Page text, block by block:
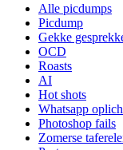
Alle picdumps
Picdump
Gekke
OCD
Roasts
AI
Hot shots
Whatsapp
Photoshop fails
Zomerse